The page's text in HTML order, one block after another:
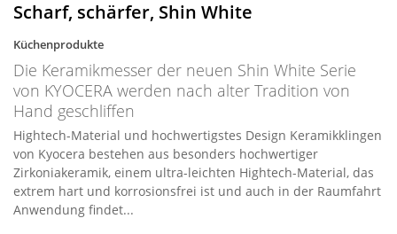
Scharf, schärfer, Shin White
Küchenprodukte
Die Keramikmesser der neuen Shin White Serie
von KYOCERA werden nach alter Tradition von
Hand geschliffen
Hightech-Material und hochwertigstes Design Keramikklingen
von Kyocera bestehen aus besonders hochwertiger
Zirkoniakeramik, einem ultra-leichten Hightech-Material, das
extrem hart und korrosionsfrei ist und auch in der Raumfahrt
Anwendung findet...